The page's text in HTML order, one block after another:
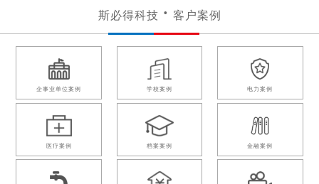
斯必得科技 客户案例
企事业单位案例 学校案例 电力案例
医疗案例 档案案例 金融案例